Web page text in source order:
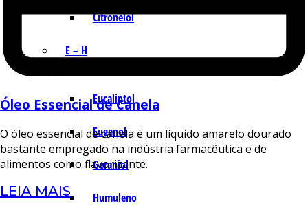
Citronelol
E – H
Eucaliptol
Eugenol
Geraniol
Humuleno
Óleo Essencial de Canela
O óleo essencial de canela é um líquido amarelo dourado
bastante empregado na indústria farmacêutica e de
alimentos como flavorizante.
LEIA MAIS